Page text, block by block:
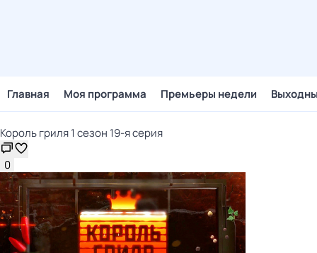
Главная Моя программа Премьеры недели
Король гриля 1 сезон 19-я серия
0